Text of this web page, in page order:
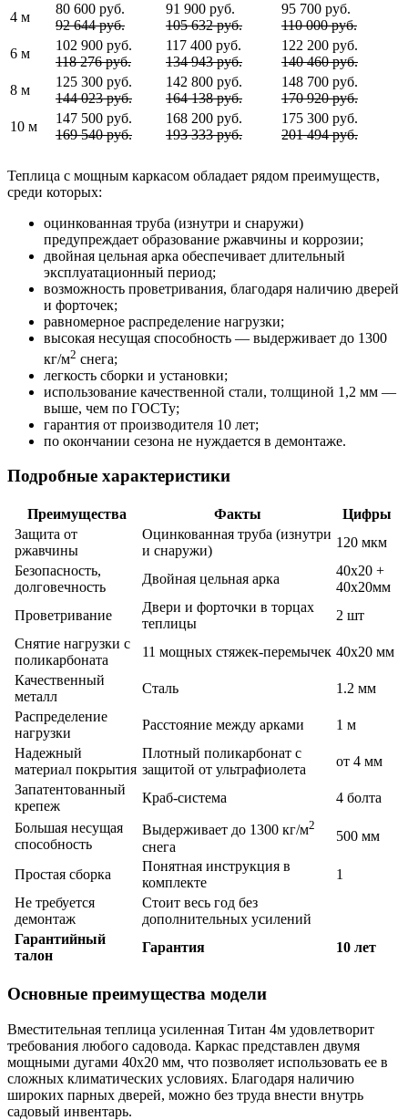
4 м
80 600 руб.
92 644 руб.
91 900 руб.
105 632 руб.
95 700 руб.
110 000 руб.
6 м
102 900 руб.
118 276 руб.
117 400 руб.
134 943 руб.
122 200 руб.
140 460 руб.
8 м
125 300 руб.
144 023 руб.
142 800 руб.
164 138 руб.
148 700 руб.
170 920 руб.
10 м
147 500 руб.
169 540 руб.
168 200 руб.
193 333 руб.
175 300 руб.
201 494 руб.
Теплица с мощным каркасом обладает рядом преимуществ,
среди которых:
оцинкованная труба (изнутри и снаружи)
предупреждает образование ржавчины и коррозии;
двойная цельная арка обеспечивает длительный
эксплуатационный период;
возможность проветривания, благодаря наличию дверей
и форточек;
равномерное распределение нагрузки;
высокая несущая способность — выдерживает до 1300
кг/м2 снега;
легкость сборки и установки;
использование качественной стали, толщиной 1,2 мм —
выше, чем по ГОСТу;
гарантия от производителя 10 лет;
по окончании сезона не нуждается в демонтаже.
Подробные характеристики
Преимущества Факты
Цифры
Защита от
ржавчины
Оцинкованная труба (изнутри
и снаружи)
120 мкм
Безопасность,
долговечность
Двойная цельная арка
40х20 +
40х20мм
Проветривание
Двери и форточки в торцах
теплицы
2 шт
Снятие нагрузки с
поликарбоната
11 мощных стяжек-перемычек 40х20 мм
Качественный
металл
Сталь
1.2 мм
Распределение
нагрузки
Расстояние между арками
1 м
Надежный
материал покрытия
Плотный поликарбонат с
защитой от ультрафиолета
от 4 мм
Запатентованный
крепеж
Краб-система
4 болта
Большая несущая
способность
Выдерживает до 1300 кг/м2
снега
500 мм
Простая сборка
Понятная инструкция в
комплекте
1
Не требуется
демонтаж
Стоит весь год без
дополнительных усилений
Гарантийный
талон
Гарантия 10 лет
Основные преимущества модели
Вместительная теплица усиленная Титан 4м удовлетворит
требования любого садовода. Каркас представлен двумя
мощными дугами 40х20 мм, что позволяет использовать ее в
сложных климатических условиях. Благодаря наличию
широких парных дверей, можно без труда внести внутрь
садовый инвентарь.